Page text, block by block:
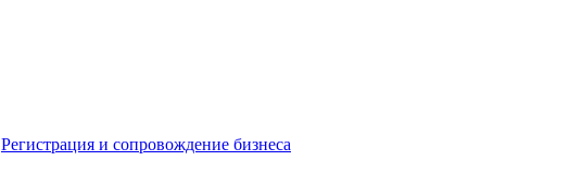
Регистрация и сопровождение бизнеса